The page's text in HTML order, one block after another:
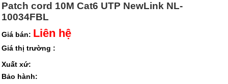
Patch cord 10M Cat6 UTP NewLink NL-
10034FBL
Giá bán: Liên hệ
Giá thị trường :
Xuất xứ:
Bảo hành: